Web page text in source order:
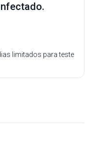
limitados para teste